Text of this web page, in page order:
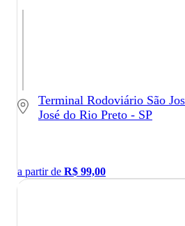
Terminal Rodoviário São
José do Rio Preto - SP
a partir de R$ 99,00